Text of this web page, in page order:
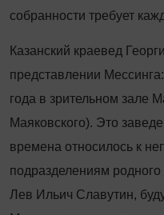
собранности требует
Казанский краевед
представлении
года в зрительном зале
Маяковского). Это
времена относилось к
подразделениям
Лев Ильич Славутин,